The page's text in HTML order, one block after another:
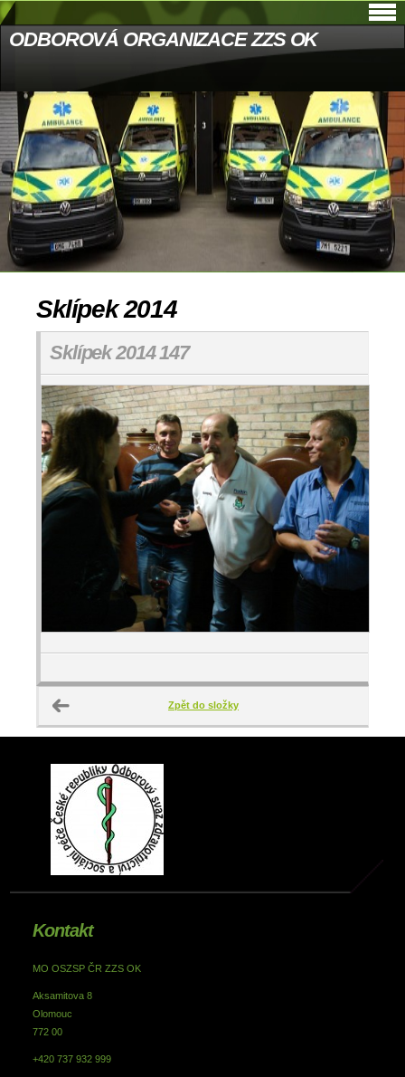
ODBOROVÁ ORGANIZACE ZZS OK
Sklípek 2014
Sklípek 2014 147
Zpět do složky
Kontakt
MO OSZSP ČR ZZS OK
Aksamitova 8
Olomouc
772 00
+420 737 932 999